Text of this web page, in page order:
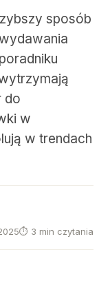
sposób
do
w
w trendach
⏱ 3 min czytania